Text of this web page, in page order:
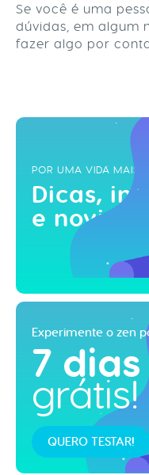
Se você é uma
dúvidas, em algum
fazer algo por
POR UMA VIDA MAIS
Dicas,
e
Experimente o zen
7 dias
grátis!
QUERO TESTAR!